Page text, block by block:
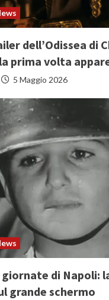
dell’Odissea di
prima volta
5 Maggio 2026
di Napoli:
grande schermo